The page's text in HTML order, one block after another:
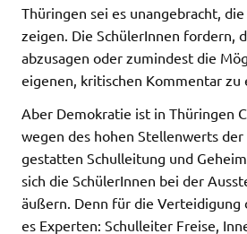
Thüringen sei es unangebracht,
zeigen. Die SchülerInnen fordern,
abzusagen oder zumindest die
eigenen, kritischen Kommentar zu
Aber Demokratie ist in Thüringen
wegen des hohen Stellenwerts
gestatten Schulleitung und
sich die SchülerInnen bei der
äußern. Denn für die
es Experten: Schulleiter Freise,